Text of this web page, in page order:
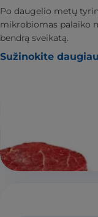
Po daugelio metų
mikrobiomas palaiko
bendrą sveikatą.
Sužinokite daugiau